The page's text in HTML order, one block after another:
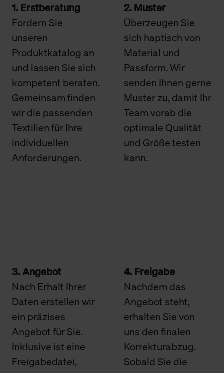
1. Erstberatung
Fordern Sie
unseren
Produktkatalog an
und lassen Sie sich
kompetent beraten.
Gemeinsam finden
wir die passenden
Textilien für Ihre
individuellen
Anforderungen.
2. Muster
Überzeugen Sie
sich haptisch von
Material und
Passform. Wir
senden Ihnen gerne
Muster zu, damit Ihr
Team vorab die
optimale Qualität
und Größe testen
kann.
3. Angebot
Nach Erhalt Ihrer
Daten erstellen wir
ein präzises
Angebot für Sie.
Inklusive ist eine
Freigabedatei,
4. Freigabe
Nachdem das
Angebot steht,
erhalten Sie von
uns den finalen
Korrekturabzug.
Sobald Sie die